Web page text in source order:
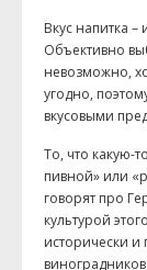
Вкус напитка
Объективно
невозможно,
угодно,
вкусовыми
То, что какую-
пивной» или
говорят про
культурой
исторически и